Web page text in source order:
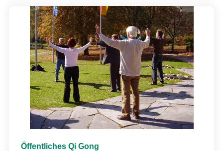
Öffentliches Qi Gong